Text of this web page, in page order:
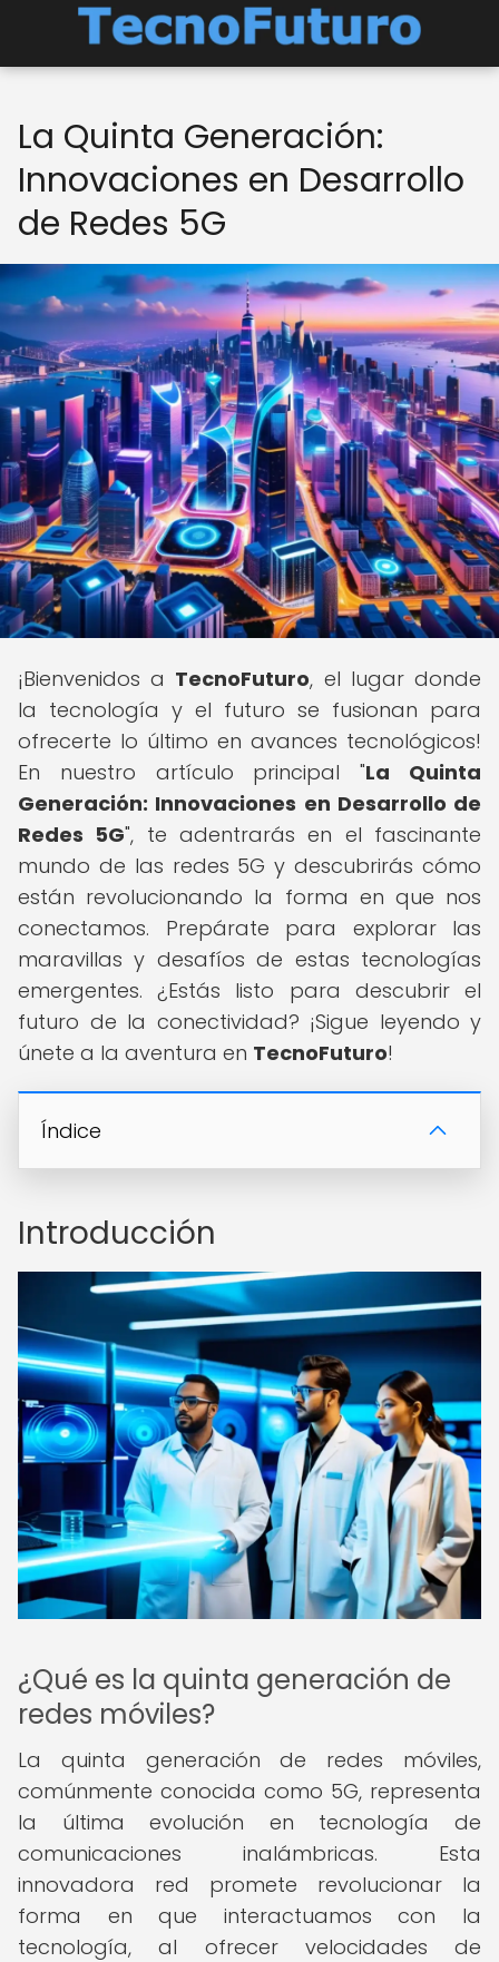
La Quinta Generación:
Innovaciones en Desarrollo
de Redes 5G
¡Bienvenidos a TecnoFuturo, el lugar donde
la tecnología y el futuro se fusionan para
ofrecerte lo último en avances tecnológicos!
En nuestro artículo principal "La Quinta
Generación: Innovaciones en Desarrollo de
Redes 5G", te adentrarás en el fascinante
mundo de las redes 5G y descubrirás cómo
están revolucionando la forma en que nos
conectamos. Prepárate para explorar las
maravillas y desafíos de estas tecnologías
emergentes. ¿Estás listo para descubrir el
futuro de la conectividad? ¡Sigue leyendo y
únete a la aventura en TecnoFuturo!
Índice
Introducción
¿Qué es la quinta generación de
redes móviles?
La quinta generación de redes móviles,
comúnmente conocida como 5G, representa
la última evolución en tecnología de
comunicaciones inalámbricas. Esta
innovadora red promete revolucionar la
forma en que interactuamos con la
tecnología, al ofrecer velocidades de